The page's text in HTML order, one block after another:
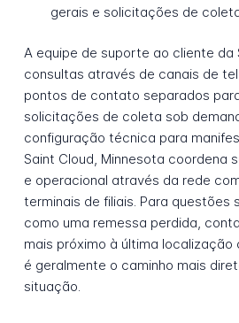
gerais e solicitações de
A equipe de suporte ao cliente da
consultas através de canais de
pontos de contato separados
solicitações de coleta sob
configuração técnica para
Saint Cloud, Minnesota coordena
e operacional através da rede
terminais de filiais. Para questões
como uma remessa perdida,
mais próximo à última
é geralmente o caminho mais
situação.